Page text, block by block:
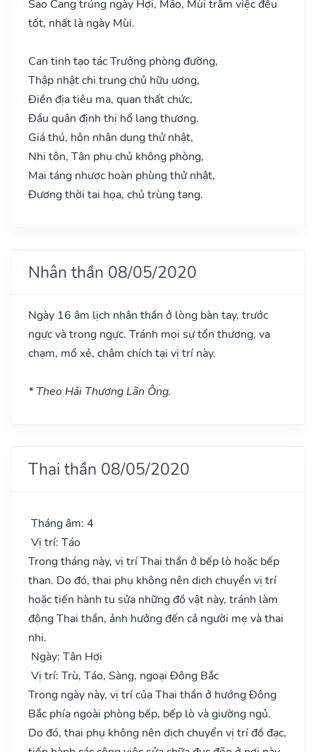
Sao Cang trúng ngày Hợi, Mão, Mùi trăm việc đều
tốt, nhất là ngày Mùi.
Can tinh tạo tác Trưởng phòng đường,
Thập nhật chi trung chủ hữu ương,
Điền địa tiêu ma, quan thất chức,
Đầu quân định thị hổ lang thương.
Giá thú, hôn nhân dụng thử nhật,
Nhi tôn, Tân phụ chủ không phòng,
Mai táng nhược hoàn phùng thử nhật,
Đương thời tai họa, chủ trùng tang.
Nhân thần 08/05/2020
Ngày 16 âm lịch nhân thần ở lòng bàn tay, trước
ngực và trong ngực. Tránh mọi sự tổn thương, va
chạm, mổ xẻ, châm chích tại vị trí này.
* Theo Hải Thượng Lãn Ông.
Thai thần 08/05/2020
Tháng âm: 4
Vị trí: Táo
Trong tháng này, vị trí Thai thần ở bếp lò hoặc bếp
than. Do đó, thai phụ không nên dịch chuyển vị trí
hoặc tiến hành tu sửa những đồ vật này, tránh làm
động Thai thần, ảnh hưởng đến cả người mẹ và thai
nhi.
Ngày: Tân Hợi
Vị trí: Trù, Táo, Sàng, ngoại Đông Bắc
Trong ngày này, vị trí của Thai thần ở hướng Đông
Bắc phía ngoài phòng bếp, bếp lò và giường ngủ.
Do đó, thai phụ không nên dịch chuyển vị trí đồ đạc,